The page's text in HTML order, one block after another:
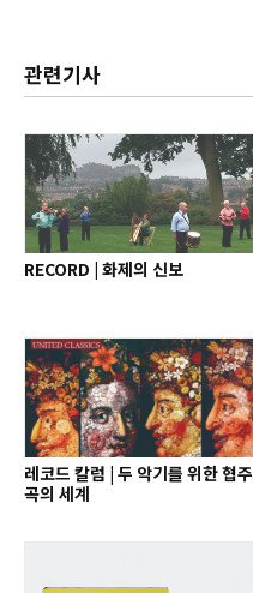
관련기사
RECORD | 화제의 신보
레코드 칼럼 | 두 악기를 위한 협주
곡의 세계